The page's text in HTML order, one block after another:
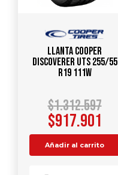
Llanta COOPER
DISCOVERER UTS 255/55
R19 111W
$1.312.597
$917.901
Añadir al carrito